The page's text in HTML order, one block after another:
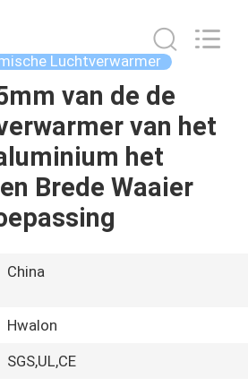
Luchtverwarmer
van de de
van het
het
Brede Waaier
China
Hwalon
SGS,UL,CE